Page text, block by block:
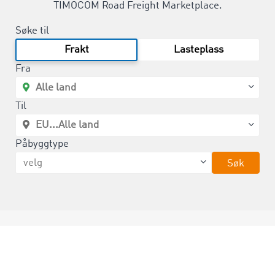
TIMOCOM Road Freight Marketplace.
Søke til
Frakt
Lasteplass
Fra
Til
Påbyggtype
Søk